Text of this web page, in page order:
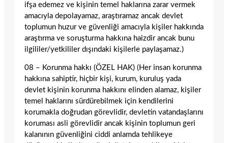
ifşa edemez ve kişinin temel haklarına zarar vermek
amacıyla depolayamaz, araştıramaz ancak devlet
toplumun huzur ve güvenliği amacıyla kişiler hakkında
araştırma ve soruşturma hakkına haizdir ancak bunu
ilgililer/yetkililer dışındaki kişilerle paylaşamaz.)
08 – Korunma hakkı (ÖZEL HAK) (Her insan korunma
hakkına sahiptir, hiçbir kişi, kurum, kuruluş yada
devlet kişinin korunma hakkını elinden alamaz, kişiler
temel haklarını sürdürebilmek için kendilerini
korumakla doğrudan görevlidir, devletin vatandaşlarını
koruması asli görevlidir ancak kişinin toplumun geri
kalanının güvenliğini ciddi anlamda tehlikeye